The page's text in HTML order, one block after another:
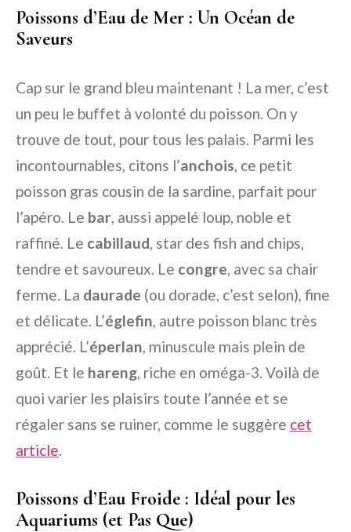
Poissons d’Eau de Mer : Un Océan de
Saveurs
Cap sur le grand bleu maintenant ! La mer, c’est
un peu le buffet à volonté du poisson. On y
trouve de tout, pour tous les palais. Parmi les
incontournables, citons l’anchois, ce petit
poisson gras cousin de la sardine, parfait pour
l’apéro. Le bar, aussi appelé loup, noble et
raffiné. Le cabillaud, star des fish and chips,
tendre et savoureux. Le congre, avec sa chair
ferme. La daurade (ou dorade, c’est selon), fine
et délicate. L’églefin, autre poisson blanc très
apprécié. L’éperlan, minuscule mais plein de
goût. Et le hareng, riche en oméga-3. Voilà de
quoi varier les plaisirs toute l’année et se
régaler sans se ruiner, comme le suggère cet
article.
Poissons d’Eau Froide : Idéal pour les
Aquariums (et Pas Que)